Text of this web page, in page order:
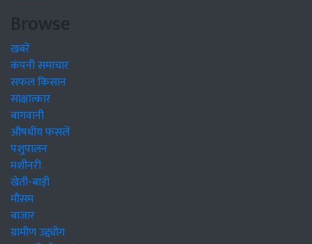
Browse
खबरें
कंपनी समाचार
सफल किसान
साक्षात्कार
बागवानी
औषधीय फसलें
पशुपालन
मशीनरी
खेती-बाड़ी
मौसम
बाजार
ग्रामीण उद्द्योग